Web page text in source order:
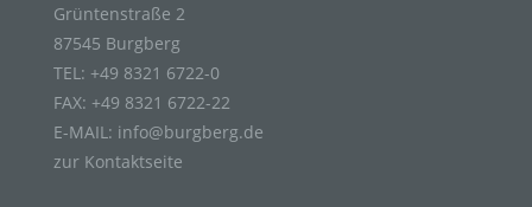
Grüntenstraße 2
87545 Burgberg
TEL: +49 8321 6722-0
FAX: +49 8321 6722-22
E-MAIL: info@burgberg.de
zur Kontaktseite
die sich auf eine identifizierte oder identifizierbare
natürliche Person (im Folgenden „betroffene
Person") beziehen. Als identifizierbar wird eine
natürliche Person angesehen, die direkt oder
indirekt, insbesondere mittels Zuordnung zu einer
Kennung wie einem Namen, zu einer
Kennnummer, zu Standortdaten, zu einer Online-